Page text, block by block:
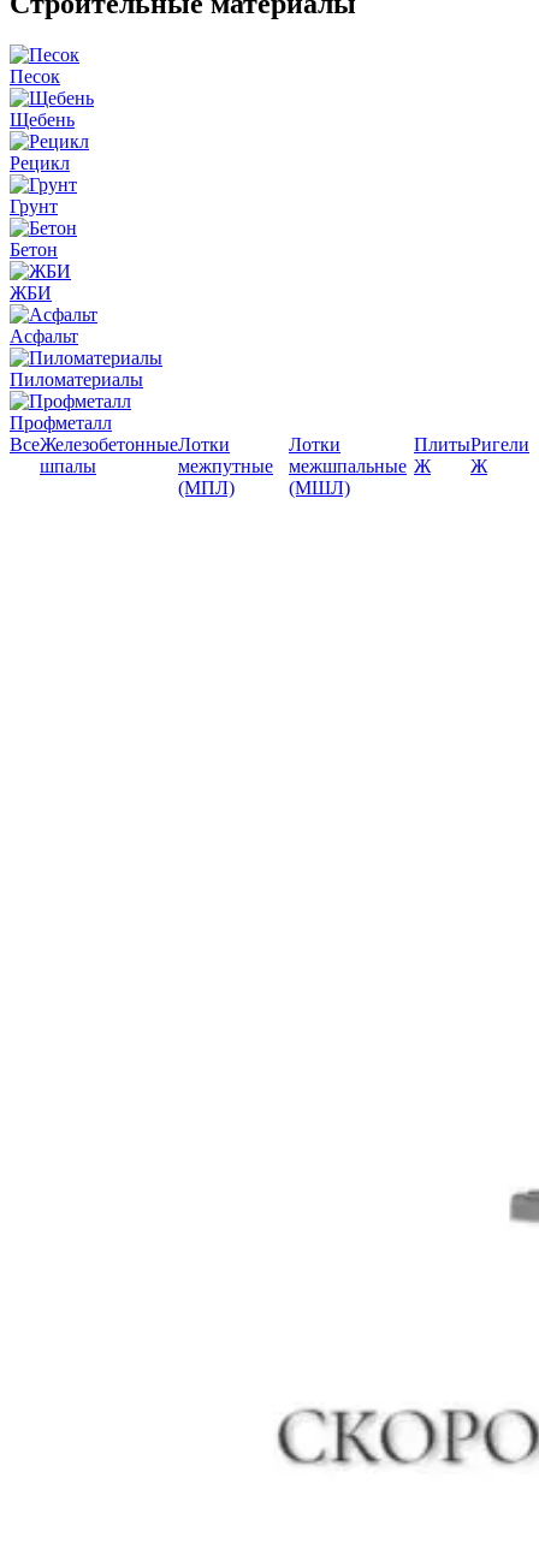
Песок
Щебень
Рецикл
Грунт
Бетон
ЖБИ
Асфальт
Пиломатериалы
Профметалл
ВсеЖелезобетонные
шпалы
Лотки
межпутные
(МПЛ)
Лотки
межшпальные
(МШЛ)
Плиты
Ж
Ригели
Ж